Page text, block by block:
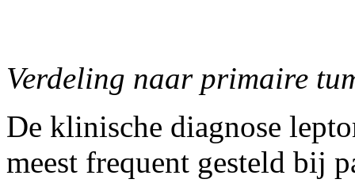
Verdeling naar primaire
De klinische diagnose
meest frequent gesteld bij